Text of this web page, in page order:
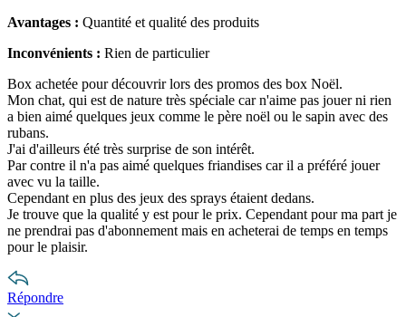
Avantages : Quantité et qualité des produits
Inconvénients : Rien de particulier
Box achetée pour découvrir lors des promos des box Noël.
Mon chat, qui est de nature très spéciale car n'aime pas jouer ni rien
a bien aimé quelques jeux comme le père noël ou le sapin avec des
rubans.
J'ai d'ailleurs été très surprise de son intérêt.
Par contre il n'a pas aimé quelques friandises car il a préféré jouer
avec vu la taille.
Cependant en plus des jeux des sprays étaient dedans.
Je trouve que la qualité y est pour le prix. Cependant pour ma part je
ne prendrai pas d'abonnement mais en acheterai de temps en temps
pour le plaisir.
Répondre